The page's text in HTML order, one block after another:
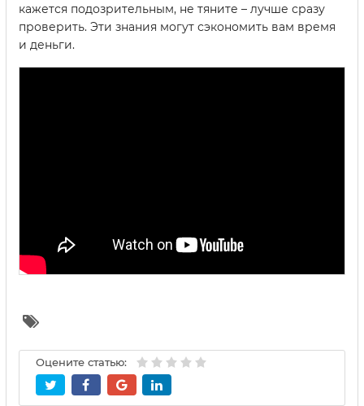
кажется подозрительным, не тяните – лучше сразу
проверить. Эти знания могут сэкономить вам время
и деньги.
Оцените статью: